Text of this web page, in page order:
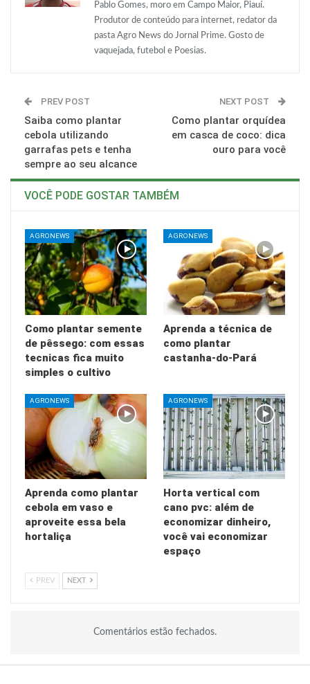
Pablo Gomes, moro em Campo Maior, Piauí.
Produtor de conteúdo para internet, redator da
pasta Agro News do Jornal Prime. Gosto de
vaquejada, futebol e Poesias.
PREV POST
Saiba como plantar
cebola utilizando
garrafas pets e tenha
sempre ao seu alcance
NEXT POST
Como plantar orquídea
em casca de coco: dica
ouro para você
VOCÊ PODE GOSTAR TAMBÉM
AGRONEWS
Como plantar semente
de pêssego: com essas
tecnicas fica muito
simples o cultivo
AGRONEWS
Aprenda a técnica de
como plantar
castanha-do-Pará
AGRONEWS
Aprenda como plantar
cebola em vaso e
aproveite essa bela
hortaliça
AGRONEWS
Horta vertical com
cano pvc: além de
economizar dinheiro,
você vai economizar
espaço
PREV NEXT
Comentários estão fechados.